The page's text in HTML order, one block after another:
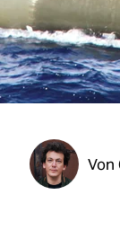
Von